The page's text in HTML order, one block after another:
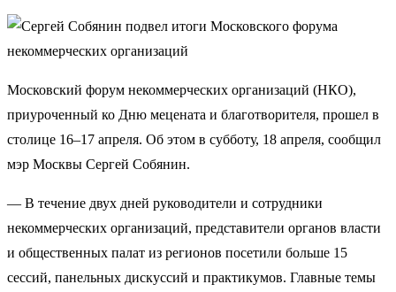
Московский форум некоммерческих организаций (НКО),
приуроченный ко Дню мецената и благотворителя, прошел в
столице 16–17 апреля. Об этом в субботу, 18 апреля, сообщил
мэр Москвы Сергей Собянин.
— В течение двух дней руководители и сотрудники
некоммерческих организаций, представители органов власти
и общественных палат из регионов посетили больше 15
сессий, панельных дискуссий и практикумов. Главные темы